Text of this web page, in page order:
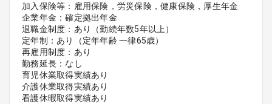
加入保険等：雇用保険，労災保険，健康保険，厚生年金
企業年金：確定拠出年金
退職金制度：あり（勤続年数5年以上）
定年制：あり（定年年齢 一律65歳）
再雇用制度：あり
勤務延長：なし
育児休業取得実績あり
介護休業取得実績あり
看護休暇取得実績あり